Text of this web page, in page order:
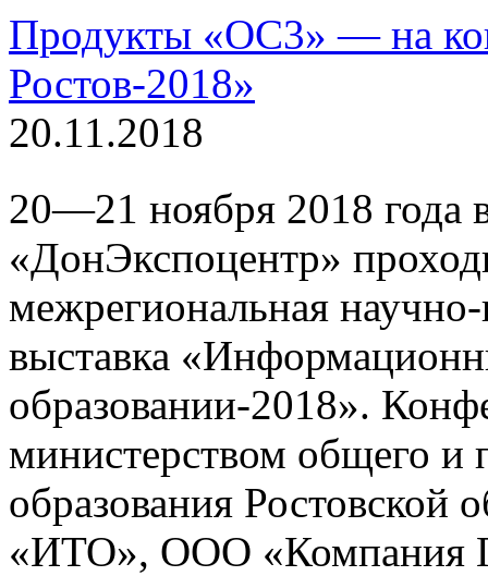
Продукты «ОС3» — на
Ростов-2018»
20.11.2018
20—21 ноября 2018 года
«ДонЭкспоцентр»
межрегиональная
выставка
образовании-2018».
министерством общего и
образования
«ИТО», ООО